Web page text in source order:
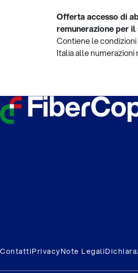
Offerta accesso di
remunerazione per
Contiene le
Italia alle
ContattiPrivacyNote Legali